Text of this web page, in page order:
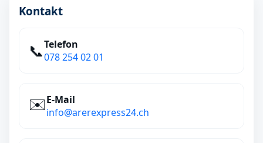
Kontakt
📞Telefon
078 254 02 01
✉️E‑Mail
info@arerexpress24.ch